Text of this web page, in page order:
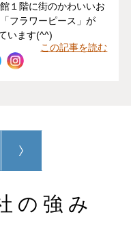
１階に街のかわいいお
フラワーピース」が
います(^^)
この記事を読む
の強み